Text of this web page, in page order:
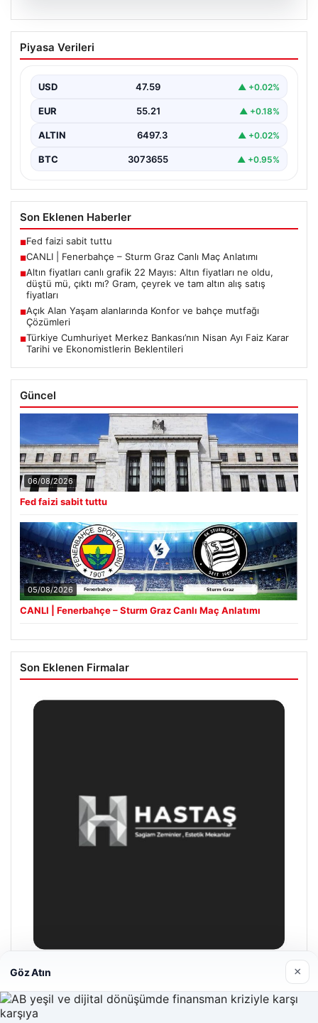
05.08.2026
CANLI | Fenerbahçe – Sturm Graz Canlı
Maç Anlatımı
Piyasa Verileri
USD 47.59 ▲ +0.02%
EUR 55.21 ▲ +0.18%
ALTIN 6497.3 ▲ +0.02%
BTC 3073655 ▲ +0.95%
Son Eklenen Haberler
■Fed faizi sabit tuttu
■CANLI | Fenerbahçe – Sturm Graz Canlı Maç Anlatımı
■Altın fiyatları canlı grafik 22 Mayıs: Altın fiyatları ne oldu,
düştü mü, çıktı mı? Gram, çeyrek ve tam altın alış satış
fiyatları
■Açık Alan Yaşam alanlarında Konfor ve bahçe mutfağı
Çözümleri
■Türkiye Cumhuriyet Merkez Bankası’nın Nisan Ayı Faiz Karar
Tarihi ve Ekonomistlerin Beklentileri
Güncel
06/08/2026
Fed faizi sabit tuttu
05/08/2026
CANLI | Fenerbahçe – Sturm Graz Canlı Maç Anlatımı
Son Eklenen Firmalar
Hastaş Beton
26/05/2026
Göz Atın ×